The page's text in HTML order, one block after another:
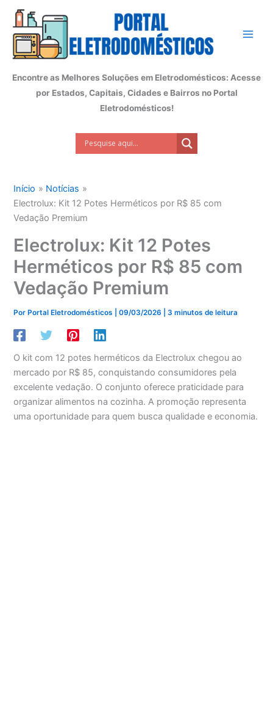
conteúdo
Encontre as Melhores Soluções em Eletrodomésticos: Acesse
por Estados, Capitais, Cidades e Bairros no Portal
Eletrodomésticos!
Início
Notícias
Electrolux: Kit 12 Potes Herméticos por R$ 85 com
Vedação Premium
Electrolux: Kit 12 Potes
Herméticos por R$ 85 com
Vedação Premium
PorPortal Eletrodomésticos |09/03/2026 |3 minutos de leitura
O kit com 12 potes herméticos da Electrolux chegou ao
mercado por R$ 85, conquistando consumidores pela
excelente vedação. O conjunto oferece praticidade para
organizar alimentos na cozinha. A promoção representa
uma oportunidade para quem busca qualidade e economia.